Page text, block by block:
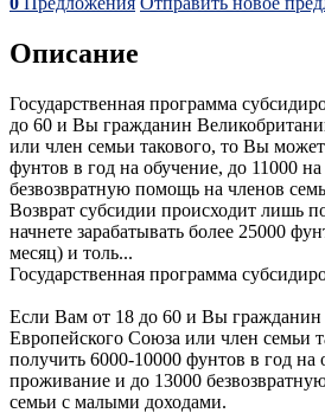
Описание
Государственная программа
до 60 и Вы гражданин
или член семьи такового, то Вы
фунтов в год на обучение, до 11000
безвозвратную помощь на членов
Возврат субсидии происходит лишь
начнете зарабатывать более 25000
месяц) и толь...
Государственная программа
Если Вам от 18 до 60 и Вы гражданин
Европейского Союза или член семьи
получить 6000-10000 фунтов в год на
проживание и до 13000
семьи с малыми доходами.